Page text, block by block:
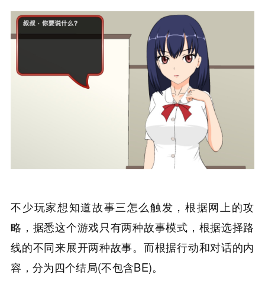
不少玩家想知道故事三怎么触发，根据网上的攻
略，据悉这个游戏只有两种故事模式，根据选择路
线的不同来展开两种故事。而根据行动和对话的内
容，分为四个结局(不包含BE)。